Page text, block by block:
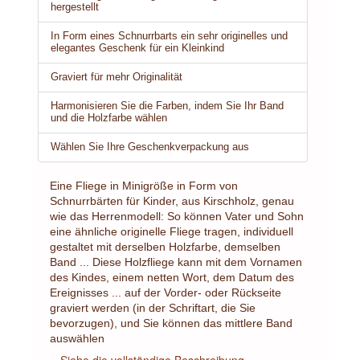
hergestellt
In Form eines Schnurrbarts ein sehr originelles und
elegantes Geschenk für ein Kleinkind
Graviert für mehr Originalität
Harmonisieren Sie die Farben, indem Sie Ihr Band
und die Holzfarbe wählen
Wählen Sie Ihre Geschenkverpackung aus
Eine Fliege in Minigröße in Form von
Schnurrbärten für Kinder, aus Kirschholz, genau
wie das Herrenmodell: So können Vater und Sohn
eine ähnliche originelle Fliege tragen, individuell
gestaltet mit derselben Holzfarbe, demselben
Band ... Diese Holzfliege kann mit dem Vornamen
des Kindes, einem netten Wort, dem Datum des
Ereignisses ... auf der Vorder- oder Rückseite
graviert werden (in der Schriftart, die Sie
bevorzugen), und Sie können das mittlere Band
auswählen